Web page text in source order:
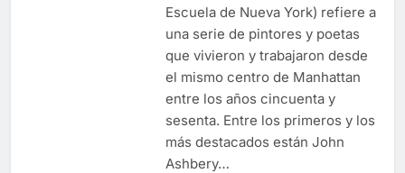
Escuela de Nueva York) refiere a
una serie de pintores y poetas
que vivieron y trabajaron desde
el mismo centro de Manhattan
entre los años cincuenta y
sesenta. Entre los primeros y los
más destacados están John
Ashbery…